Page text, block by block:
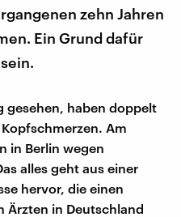
zehn Jahren
Ein Grund dafür
gesehen, haben doppelt
Am
in Berlin wegen
alles geht aus einer
hervor, die einen
Ärzten in Deutschland